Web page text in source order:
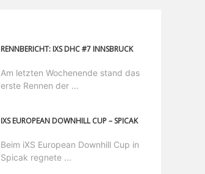
RENNBERICHT: IXS DHC #7 INNSBRUCK
Am letzten Wochenende stand das
erste Rennen der ...
IXS EUROPEAN DOWNHILL CUP – SPICAK
Beim iXS European Downhill Cup in
Spicak regnete ...